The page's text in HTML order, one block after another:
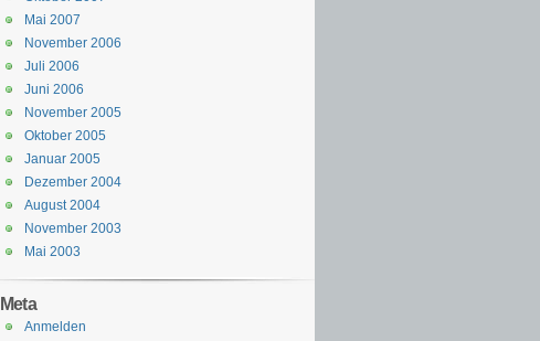
Mai 2007
November 2006
Juli 2006
Juni 2006
November 2005
Oktober 2005
Januar 2005
Dezember 2004
August 2004
November 2003
Mai 2003
Meta
Anmelden